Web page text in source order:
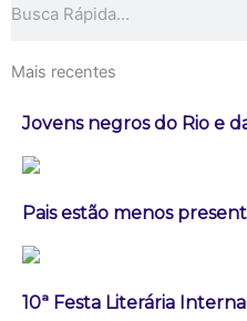
Mais recentes
Jovens negros do Rio e
Pais estão menos
10ª Festa Literária